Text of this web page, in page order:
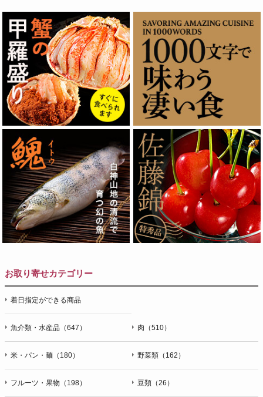
お取り寄せカテゴリー
着日指定ができる商品
魚介類・水産品（647） 肉（510）
米・パン・麺（180） 野菜類（162）
フルーツ・果物（198） 豆類（26）